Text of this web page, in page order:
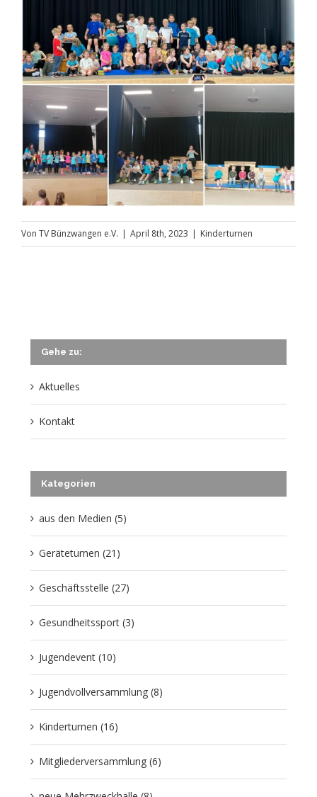
Theater
Freizeit
Partner, Freunde & Links
Von TV Bünzwangen e.V. | April 8th, 2023 | Kinderturnen
Gehe zu:
Aktuelles
Kontakt
Kategorien
aus den Medien (5)
Geräteturnen (21)
Geschäftsstelle (27)
Gesundheitssport (3)
Jugendevent (10)
Jugendvollversammlung (8)
Kinderturnen (16)
Mitgliederversammlung (6)